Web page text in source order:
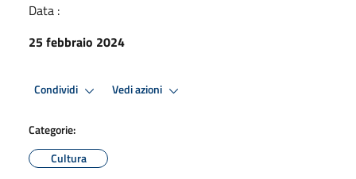
Data :
25 febbraio 2024
Condividi Vedi azioni
Categorie:
Cultura